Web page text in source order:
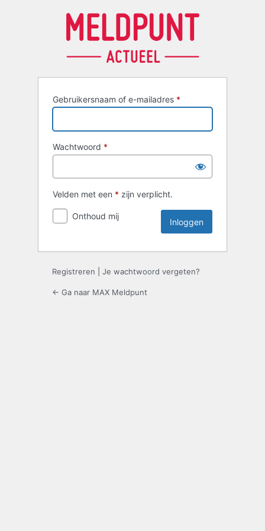
Gebruikersnaam of e-mailadres *
Wachtwoord *
Velden met een * zijn verplicht.
Onthoud mij
Registreren Je wachtwoord vergeten?
← Ga naar MAX Meldpunt